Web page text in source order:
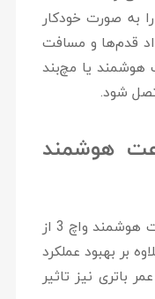
به صورت خودکار
قدم‌ها و مسافت
هوشمند یا مچ‌بند
هوشمند
هواوی در بخش سخت‌افزاری ساعت هوشمند واچ 3 از
بر بهبود عملکرد
باتری نیز تاثیر